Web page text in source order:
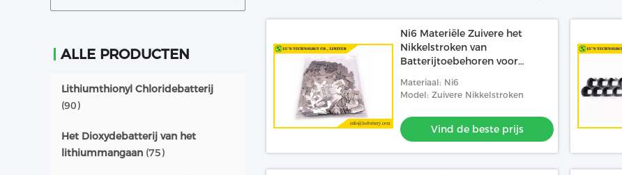
ALLE PRODUCTEN
Lithiumthionyl Chloridebatterij
(90)
Het Dioxydebatterij van het
lithiummangaan (75)
Ni6 Materiële Zuivere het
Nikkelstroken van
Batterijtoebehoren voor
Materiaal: Ni6
Model: Zuivere Nikkelstroken
Vind de beste prijs